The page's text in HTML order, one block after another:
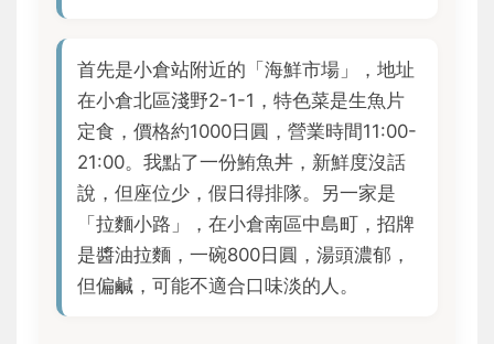
首先是小倉站附近的「海鮮市場」，地址
在小倉北區淺野2-1-1，特色菜是生魚片
定食，價格約1000日圓，營業時間11:00-
21:00。我點了一份鮪魚丼，新鮮度沒話
說，但座位少，假日得排隊。另一家是
「拉麵小路」，在小倉南區中島町，招牌
是醬油拉麵，一碗800日圓，湯頭濃郁，
但偏鹹，可能不適合口味淡的人。